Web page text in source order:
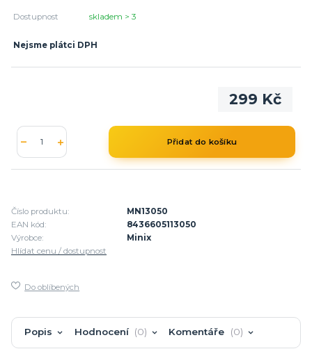
Dostupnost skladem > 3
Nejsme plátci DPH
299 Kč
Přidat do košíku
Číslo produktu:
MN13050
EAN kód:
8436605113050
Výrobce:
Minix
Hlídat cenu / dostupnost
Do oblíbených
Popis Hodnocení 0 Komentáře 0